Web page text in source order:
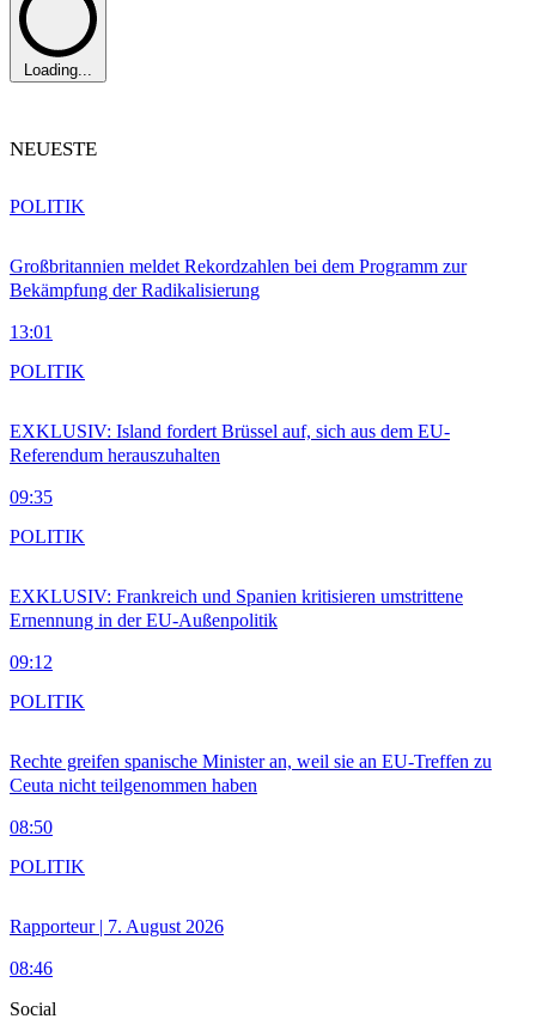
Loading...
NEUESTE
Großbritannien meldet Rekordzahlen bei dem Programm zur
Bekämpfung der Radikalisierung
13:01
POLITIK
EXKLUSIV: Island fordert Brüssel auf, sich aus dem EU-
Referendum herauszuhalten
09:35
POLITIK
EXKLUSIV: Frankreich und Spanien kritisieren umstrittene
Ernennung in der EU-Außenpolitik
09:12
POLITIK
Rechte greifen spanische Minister an, weil sie an EU-Treffen zu
Ceuta nicht teilgenommen haben
08:50
POLITIK
Rapporteur | 7. August 2026
08:46
POLITIK
Social